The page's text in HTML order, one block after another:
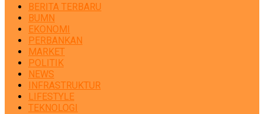
BERITA TERBARU
BUMN
EKONOMI
PERBANKAN
MARKET
POLITIK
NEWS
INFRASTRUKTUR
LIFESTYLE
TEKNOLOGI